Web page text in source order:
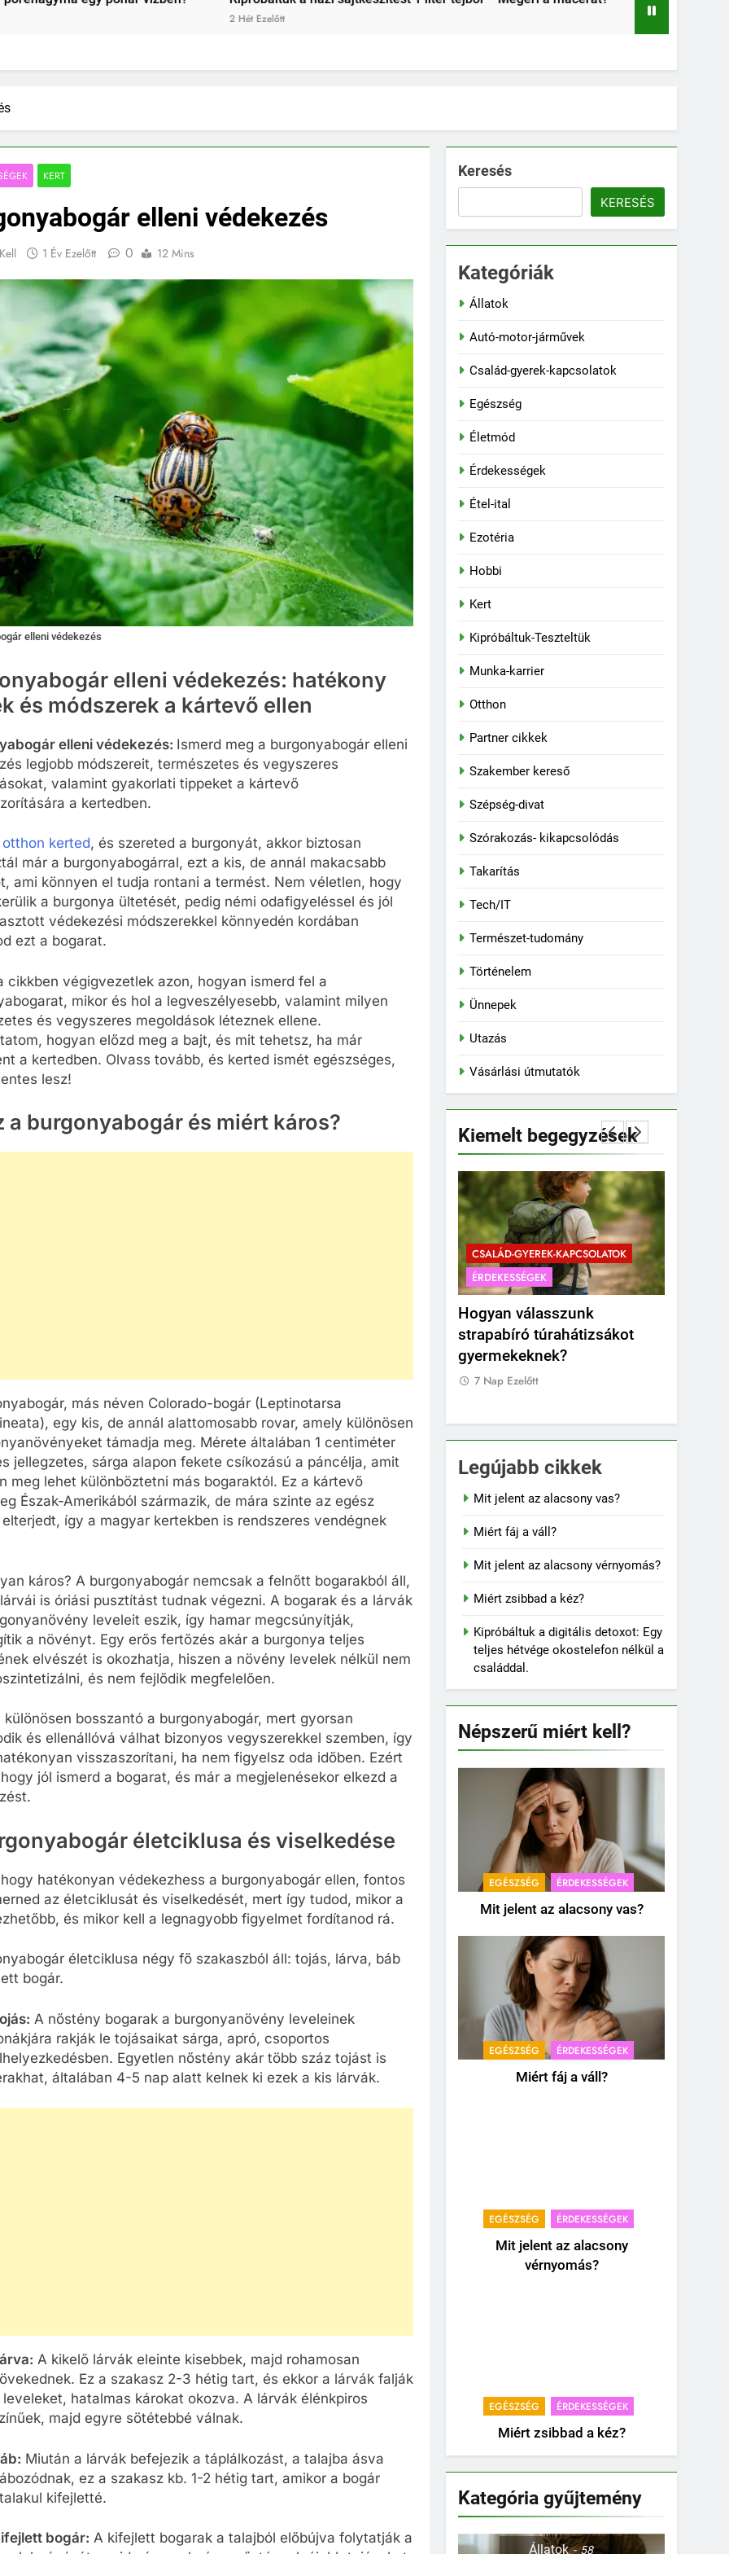
KERT
elleni védekezés
1 Év Ezelőtt 0 12 Mins
elleni védekezés
elleni védekezés: hatékony
és módszerek a kártevő ellen
elleni védekezés: Ismerd meg a burgonyabogár elleni
legjobb módszereit, természetes és vegyszeres
valamint gyakorlati tippeket a kártevő
a kertedben.
kerted, és szereted a burgonyát, akkor biztosan
már a burgonyabogárral, ezt a kis, de annál makacsabb
ami könnyen el tudja rontani a termést. Nem véletlen, hogy
a burgonya ültetését, pedig némi odafigyeléssel és jól
védekezési módszerekkel könnyedén kordában
ezt a bogarat.
cikkben végigvezetlek azon, hogyan ismerd fel a
mikor és hol a legveszélyesebb, valamint milyen
és vegyszeres megoldások léteznek ellene.
hogyan előzd meg a bajt, és mit tehetsz, ha már
a kertedben. Olvass tovább, és kerted ismét egészséges,
lesz!
a burgonyabogár és miért káros?
más néven Colorado-bogár (Leptinotarsa
egy kis, de annál alattomosabb rovar, amely különösen
támadja meg. Mérete általában 1 centiméter
jellegzetes, sárga alapon fekete csíkozású a páncélja, amit
meg lehet különböztetni más bogaraktól. Ez a kártevő
Észak-Amerikából származik, de mára szinte az egész
így a magyar kertekben is rendszeres vendégnek
káros? A burgonyabogár nemcsak a felnőtt bogarakból áll,
is óriási pusztítást tudnak végezni. A bogarak és a lárvák
leveleit eszik, így hamar megcsúnyítják,
a növényt. Egy erős fertőzés akár a burgonya teljes
elvészét is okozhatja, hiszen a növény levelek nélkül nem
és nem fejlődik megfelelően.
különösen bosszantó a burgonyabogár, mert gyorsan
és ellenállóvá válhat bizonyos vegyszerekkel szemben, így
visszaszorítani, ha nem figyelsz oda időben. Ezért
jól ismerd a bogarat, és már a megjelenésekor elkezd a
életciklusa és viselkedése
hatékonyan védekezhess a burgonyabogár ellen, fontos
az életciklusát és viselkedését, mert így tudod, mikor a
és mikor kell a legnagyobb figyelmet fordítanod rá.
életciklusa négy fő szakaszból áll: tojás, lárva, báb
bogár.
A nőstény bogarak a burgonyanövény leveleinek
rakják le tojásaikat sárga, apró, csoportos
Egyetlen nőstény akár több száz tojást is
általában 4-5 nap alatt kelnek ki ezek a kis lárvák.
A kikelő lárvák eleinte kisebbek, majd rohamosan
Ez a szakasz 2-3 hétig tart, és ekkor a lárvák falják
leveleket, hatalmas károkat okozva. A lárvák élénkpiros
majd egyre sötétebbé válnak.
Miután a lárvák befejezik a táplálkozást, a talajba ásva
ez a szakasz kb. 1-2 hétig tart, amikor a bogár
kifejletté.
bogár: A kifejlett bogarak a talajból előbújva folytatják a
Keresés
KERESÉS
Kategóriák
Állatok
Autó-motor-járművek
Család-gyerek-kapcsolatok
Egészség
Életmód
Érdekességek
Étel-ital
Ezotéria
Hobbi
Kert
Kipróbáltuk-Teszteltük
Munka-karrier
Otthon
Partner cikkek
Szakember kereső
Szépség-divat
Szórakozás- kikapcsolódás
Takarítás
Tech/IT
Természet-tudomány
Történelem
Ünnepek
Utazás
Vásárlási útmutatók
Kiemelt begegyzések
gondoskodássá válik
7 Nap Ezelőtt
CSALÁD-GYEREK-KAPCSOLATOK
ÉRDEKESSÉGEK
Hogyan válasszunk
strapabíró túrahátizsákot
gyermekeknek?
7 Nap Ezelőtt
Legújabb cikkek
Mit jelent az alacsony vas?
Miért fáj a váll?
Mit jelent az alacsony vérnyomás?
Miért zsibbad a kéz?
Kipróbáltuk a digitális detoxot: Egy
teljes hétvége okostelefon nélkül a
családdal.
Népszerű miért kell?
EGÉSZSÉG ÉRDEKESSÉGEK
Mit jelent az alacsony vas?
EGÉSZSÉG ÉRDEKESSÉGEK
Miért fáj a váll?
EGÉSZSÉG ÉRDEKESSÉGEK
Mit jelent az alacsony
vérnyomás?
EGÉSZSÉG ÉRDEKESSÉGEK
Miért zsibbad a kéz?
Kategória gyűjtemény
Állatok 58